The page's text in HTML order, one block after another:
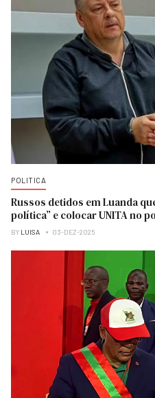
POLITICA
Russos detidos em Luanda
política” e colocar UNITA no
BY LUISA 03-DEZ-2025